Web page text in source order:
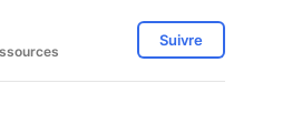
Suivre